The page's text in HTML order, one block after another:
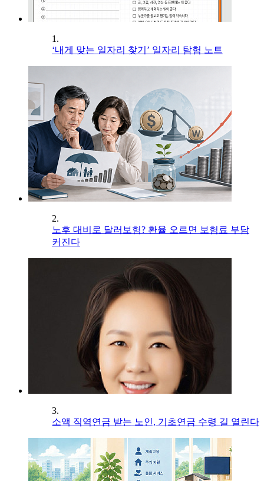
1.
‘내게 맞는 일자리 찾기’ 일자리 탐험 노트
2.
노후 대비로 달러보험? 환율 오르면 보험료 부담
커진다
3.
소액 직역연금 받는 노인, 기초연금 수령 길 열린다